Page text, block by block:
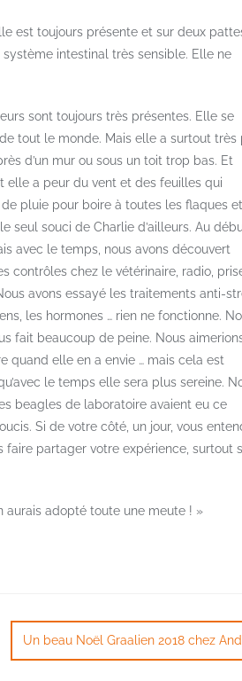
est toujours présente et sur deux
intestinal très sensible. Elle ne
sont toujours très présentes. Elle se
tout le monde. Mais elle a surtout très
d’un mur ou sous un toit trop bas. Et
elle a peur du vent et des feuilles qui
pluie pour boire à toutes les flaques et
seul souci de Charlie d’ailleurs. Au
avec le temps, nous avons découvert
contrôles chez le vétérinaire, radio,
avons essayé les traitements anti-
les hormones … rien ne fonctionne.
fait beaucoup de peine. Nous
quand elle en a envie … mais cela est
le temps elle sera plus sereine.
beagles de laboratoire avaient eu ce
Si de votre côté, un jour, vous
faire partager votre expérience, surtout
aurais adopté toute une meute ! »
Un beau Noël Graalien 2018 chez